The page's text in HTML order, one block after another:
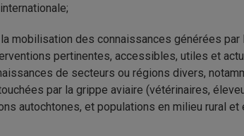
mobilisation des connaissances générées
pertinentes, accessibles, utiles et
de secteurs ou régions divers,
par la grippe aviaire (vétérinaires,
autochtones, et populations en milieu rural et